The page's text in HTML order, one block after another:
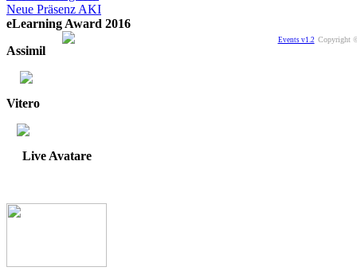
Neue Präsenz AKI
eLearning Award 2016
Assimil
Vitero
Live Avatare
Events v1.2 Copyright